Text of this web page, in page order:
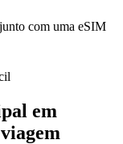
com uma eSIM
em